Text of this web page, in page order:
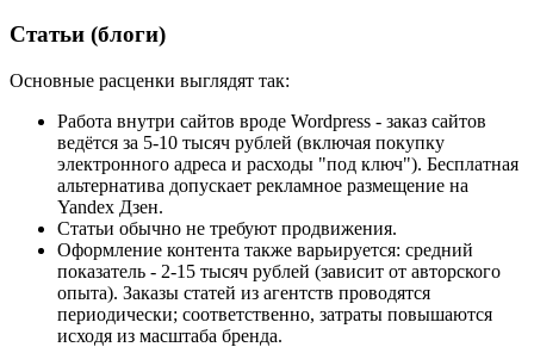
Статьи (блоги)
Основные расценки выглядят так:
Работа внутри сайтов вроде Wordpress - заказ сайтов
ведётся за 5-10 тысяч рублей (включая покупку
электронного адреса и расходы "под ключ"). Бесплатная
альтернатива допускает рекламное размещение на
Yandex Дзен.
Статьи обычно не требуют продвижения.
Оформление контента также варьируется: средний
показатель - 2-15 тысяч рублей (зависит от авторского
опыта). Заказы статей из агентств проводятся
периодически; соответственно, затраты повышаются
исходя из масштаба бренда.